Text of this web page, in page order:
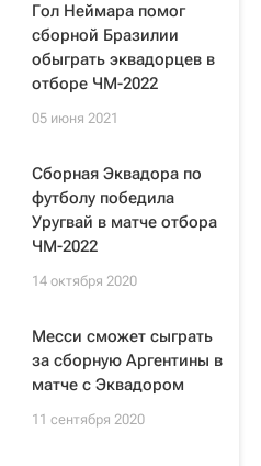
Гол Неймара помог
сборной Бразилии
обыграть эквадорцев в
отборе ЧМ-2022
05 июня 2021
Сборная Эквадора по
футболу победила
Уругвай в матче отбора
ЧМ-2022
14 октября 2020
Месси сможет сыграть
за сборную Аргентины в
матче c Эквадором
11 сентября 2020